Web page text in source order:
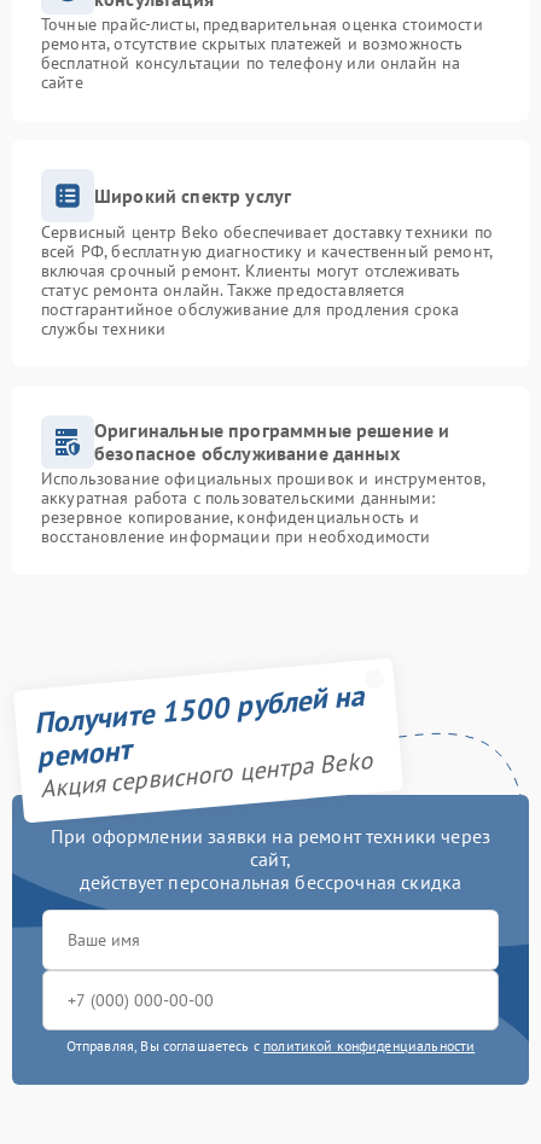
Точные прайс-листы, предварительная оценка стоимости
ремонта, отсутствие скрытых платежей и возможность
бесплатной консультации по телефону или онлайн на
сайте
Широкий спектр услуг
Сервисный центр Beko обеспечивает доставку техники по
всей РФ, бесплатную диагностику и качественный ремонт,
включая срочный ремонт. Клиенты могут отслеживать
статус ремонта онлайн. Также предоставляется
постгарантийное обслуживание для продления срока
службы техники
Оригинальные программные решение и
безопасное обслуживание данных
Использование официальных прошивок и инструментов,
аккуратная работа с пользовательскими данными:
резервное копирование, конфиденциальность и
восстановление информации при необходимости
Получите 1500 рублей на
ремонт
Акция сервисного центра Beko
При оформлении заявки на ремонт техники через
сайт,
действует персональная бессрочная скидка
Отправляя, Вы соглашаетесь с политикой конфиденциальности